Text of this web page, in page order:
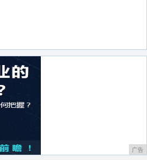
广告